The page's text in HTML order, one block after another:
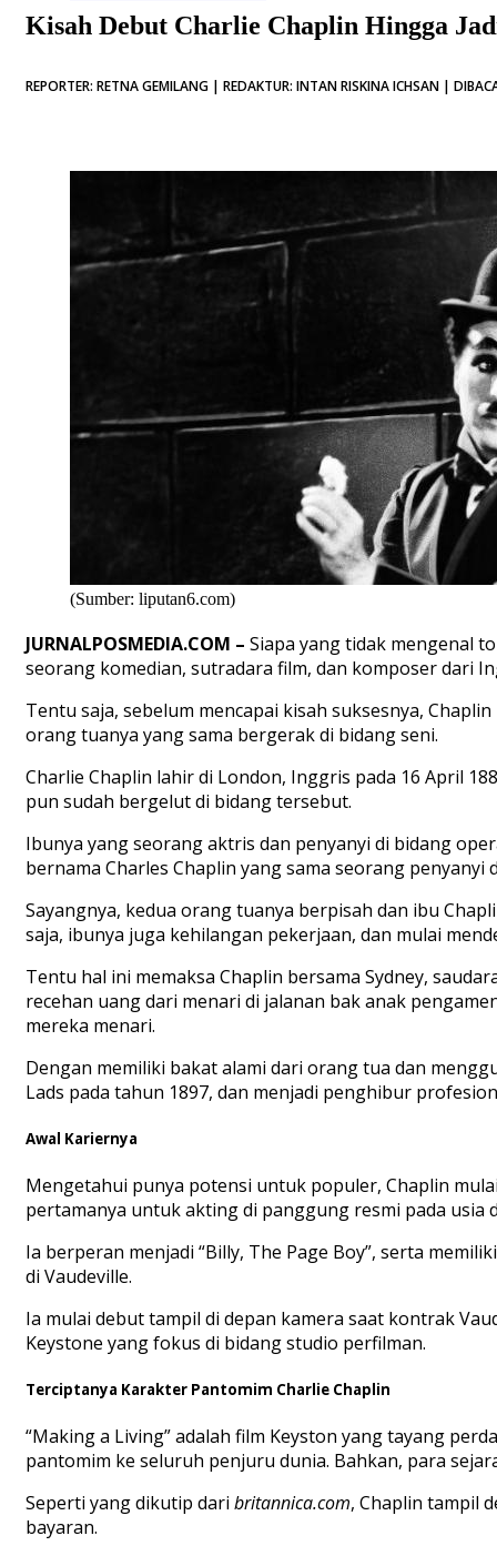
Kisah Debut Charlie Chaplin Hingga
REPORTER: RETNA GEMILANG | REDAKTUR: INTAN RISKINA ICHSAN |
(Sumber: liputan6.com)
JURNALPOSMEDIA.COM – Siapa yang tidak mengenal
seorang komedian, sutradara film, dan komposer dari
Tentu saja, sebelum mencapai kisah suksesnya,
orang tuanya yang sama bergerak di bidang seni.
Charlie Chaplin lahir di London, Inggris pada 16 April
pun sudah bergelut di bidang tersebut.
Ibunya yang seorang aktris dan penyanyi di bidang
bernama Charles Chaplin yang sama seorang penyanyi
Sayangnya, kedua orang tuanya berpisah dan ibu
saja, ibunya juga kehilangan pekerjaan, dan mulai
Tentu hal ini memaksa Chaplin bersama Sydney,
recehan uang dari menari di jalanan bak anak
mereka menari.
Dengan memiliki bakat alami dari orang tua dan
Lads pada tahun 1897, dan menjadi penghibur
Awal Kariernya
Mengetahui punya potensi untuk populer, Chaplin
pertamanya untuk akting di panggung resmi pada usia
Ia berperan menjadi “Billy, The Page Boy”, serta
di Vaudeville.
Ia mulai debut tampil di depan kamera saat kontrak
Keystone yang fokus di bidang studio perfilman.
Terciptanya Karakter Pantomim Charlie Chaplin
“Making a Living” adalah film Keyston yang tayang
pantomim ke seluruh penjuru dunia. Bahkan, para
Seperti yang dikutip dari britannica.com, Chaplin tampil
bayaran.